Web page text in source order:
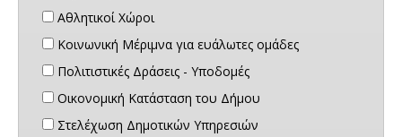
Αθλητικοί Χώροι
Κοινωνική Μέριμνα για ευάλωτες ομάδες
Πολιτιστικές Δράσεις - Υποδομές
Οικονομική Κατάσταση του Δήμου
Στελέχωση Δημοτικών Υπηρεσιών